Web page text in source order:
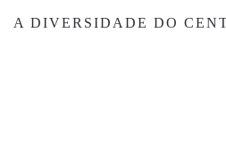
A DIVERSIDADE DO